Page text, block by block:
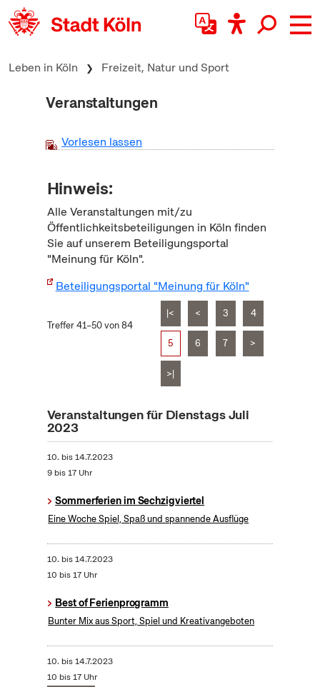
zum Inhalt springen
Leben in Köln Freizeit, Natur und Sport
Veranstaltungen
Vorlesen lassen
Hinweis:
Alle Veranstaltungen mit/zu
Öffentlichkeitsbeteiligungen in Köln finden
Sie auf unserem Beteiligungsportal
"Meinung für Köln".
Beteiligungsportal "Meinung für Köln"
Treffer 41–50 von 84
|< < 3 4
5 6 7 >
>|
Veranstaltungen für Dienstags Juli
2023
10. bis14.7.2023
9 bis 17 Uhr
Sommerferien im Sechzigviertel
Eine Woche Spiel, Spaß und spannende Ausflüge
10. bis14.7.2023
10 bis 17 Uhr
Best of Ferienprogramm
Bunter Mix aus Sport, Spiel und Kreativangeboten
10. bis14.7.2023
10 bis 17 Uhr